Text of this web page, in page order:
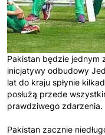
Pakistan będzie jednym
inicjatywy odbudowy
lat do kraju spłynie
posłużą przede
prawdziwego zdarzenia.
Pakistan zacznie